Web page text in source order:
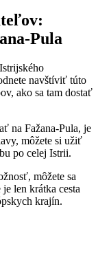
Pula
navštíviť túto
ako sa tam dostať
na Fažana-Pula, je
môžete si užiť
po celej Istrii.
môžete sa
len krátka cesta
krajín.